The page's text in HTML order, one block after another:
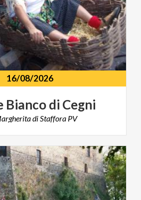
16/08/2026
Biancodi Cegni
diStaffora PV